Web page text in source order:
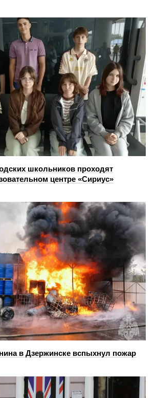
школьников проходят
центре «Сириус»
в Дзержинске вспыхнул пожар